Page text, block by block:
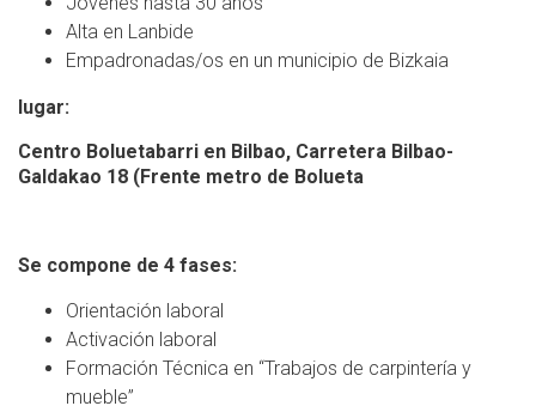
Alta en Lanbide
Empadronadas/os en un municipio de Bizkaia
lugar:
Centro Boluetabarri en Bilbao, Carretera Bilbao-
Galdakao 18 (Frente metro de Bolueta
Se compone de 4 fases:
Orientación laboral
Activación laboral
Formación Técnica en “Trabajos de carpintería y
mueble”